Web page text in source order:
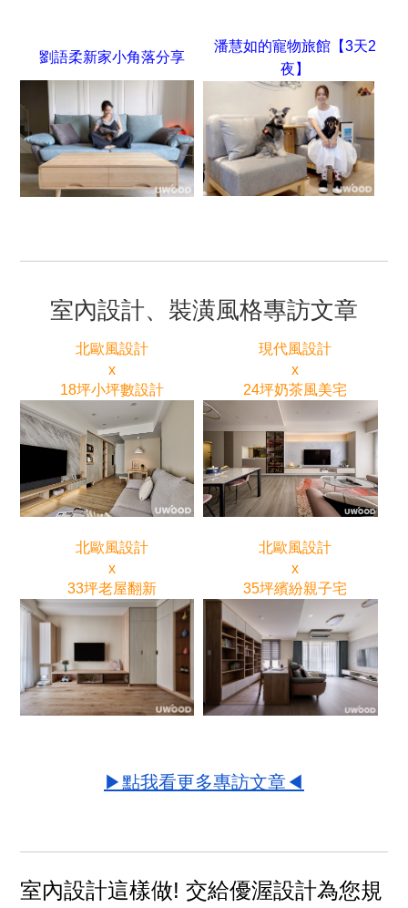
劉語柔新家小角落分享
潘慧如的寵物旅館【3天2
夜】
室內設計、裝潢風格專訪文章
北歐風設計
x
18坪小坪數設計
現代風設計
x
24坪奶茶風美宅
北歐風設計
x
33坪老屋翻新
北歐風設計
x
35坪繽紛親子宅
▶點我看更多專訪文章◀
室內設計這樣做! 交給優渥設計為您規